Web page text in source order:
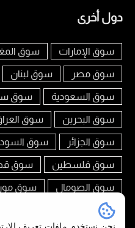
دول أخرى
سوق الإمارات سوق
سوق مصر سوق لبنان
سوق السعودية سوق
سوق البحرين سوق
سوق الجزائر سوق
سوق فلسطين سوق
سوق الصومال سوق
تابعنا على
نحن نستخدم ملفات تعريف